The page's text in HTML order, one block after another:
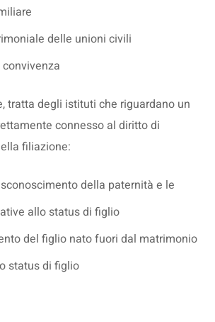
delle unioni civili
tratta degli istituti che riguardano un
connesso al diritto di
filiazione:
della paternità e le
allo status di figlio
del figlio nato fuori dal matrimonio
status di figlio